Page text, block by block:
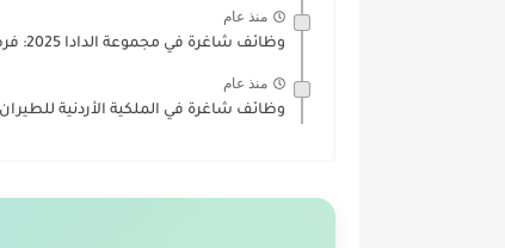
منذ عام
وظائف شاغرة في مجموعة الدادا 2025: فرص توظيف مميزة في...
منذ عام
وظائف شاغرة في الملكية الأردنية للطيران 2025: فرص عمل مميزة...